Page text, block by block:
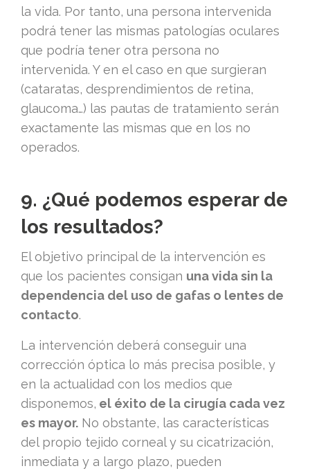
la vida. Por tanto, una persona intervenida
podrá tener las mismas patologías oculares
que podría tener otra persona no
intervenida. Y en el caso en que surgieran
(cataratas, desprendimientos de retina,
glaucoma…) las pautas de tratamiento serán
exactamente las mismas que en los no
operados.
9. ¿Qué podemos esperar de
los resultados?
El objetivo principal de la intervención es
que los pacientes consigan una vida sin la
dependencia del uso de gafas o lentes de
contacto.
La intervención deberá conseguir una
corrección óptica lo más precisa posible, y
en la actualidad con los medios que
disponemos, el éxito de la cirugía cada vez
es mayor. No obstante, las características
del propio tejido corneal y su cicatrización,
inmediata y a largo plazo, pueden